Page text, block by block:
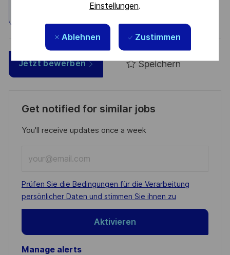
Einstellungen.
Ablehnen Zustimmen
Standort erkunden
Jetzt bewerben Speichern
Get notified for similar jobs
You'll receive updates once a week
Email
address
(Required)
Required
Prüfen Sie die Bedingungen für die Verarbeitung
persönlicher Daten und stimmen Sie ihnen zu
Aktivieren
Manage alerts